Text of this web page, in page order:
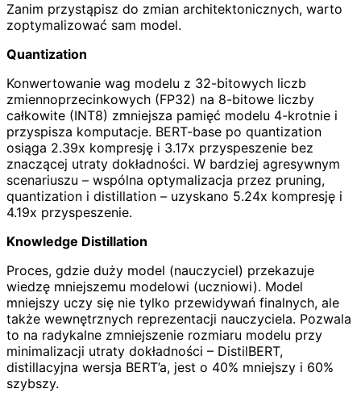
Zanim przystąpisz do zmian architektonicznych, warto
zoptymalizować sam model.
Quantization
Konwertowanie wag modelu z 32-bitowych liczb
zmiennoprzecinkowych (FP32) na 8-bitowe liczby
całkowite (INT8) zmniejsza pamięć modelu 4-krotnie i
przyspisza komputacje. BERT-base po quantization
osiąga 2.39x kompresję i 3.17x przyspeszenie bez
znaczącej utraty dokładności. W bardziej agresywnym
scenariuszu – wspólna optymalizacja przez pruning,
quantization i distillation – uzyskano 5.24x kompresję i
4.19x przyspeszenie.
Knowledge Distillation
Proces, gdzie duży model (nauczyciel) przekazuje
wiedzę mniejszemu modelowi (uczniowi). Model
mniejszy uczy się nie tylko przewidywań finalnych, ale
także wewnętrznych reprezentacji nauczyciela. Pozwala
to na radykalne zmniejszenie rozmiaru modelu przy
minimalizacji utraty dokładności – DistilBERT,
distillacyjna wersja BERT’a, jest o 40% mniejszy i 60%
szybszy.